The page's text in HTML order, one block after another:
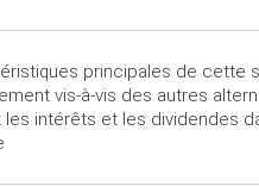
principales de cette
vis-à-vis des autres
les intérêts et les dividendes